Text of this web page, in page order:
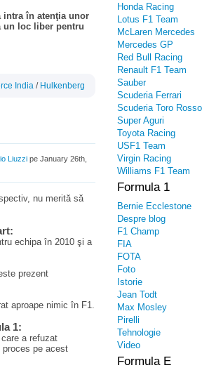
intra în atenţia unor
un loc liber pentru
India / Hulkenberg
Liuzzi pe January 26th,
nu merită să
echipa în 2010 şi a
prezent
aproape nimic în F1.
1:
a refuzat
proces pe acest
Honda Racing
Lotus F1 Team
McLaren Mercedes
Mercedes GP
Red Bull Racing
Renault F1 Team
Sauber
Scuderia Ferrari
Scuderia Toro Rosso
Super Aguri
Toyota Racing
USF1 Team
Virgin Racing
Williams F1 Team
Formula 1
Bernie Ecclestone
Despre blog
F1 Champ
FIA
FOTA
Foto
Istorie
Jean Todt
Max Mosley
Pirelli
Tehnologie
Video
Formula E